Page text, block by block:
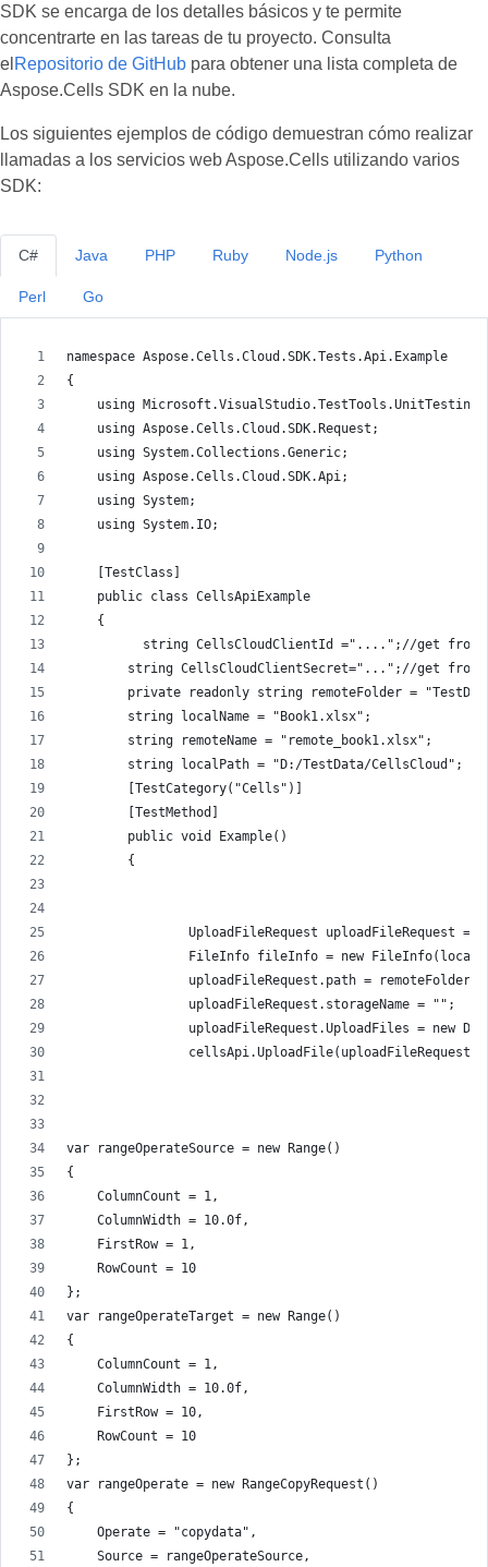
SDK se encarga de los detalles básicos y te permite
concentrarte en las tareas de tu proyecto. Consulta
el Repositorio de GitHub para obtener una lista completa de
Aspose.Cells SDK en la nube.
Los siguientes ejemplos de código demuestran cómo realizar
llamadas a los servicios web Aspose.Cells utilizando varios
SDK:
C#
namespace Aspose.Cells.Cloud.SDK.Tests.Api.Example
{
    using Microsoft.VisualStudio.TestTools.UnitTesting;
    using Aspose.Cells.Cloud.SDK.Request;
    using System.Collections.Generic;
    using Aspose.Cells.Cloud.SDK.Api;
    using System;
    using System.IO;
    [TestClass]
    public class CellsApiExample
    {
string CellsCloudClientId ="....";//get
string CellsCloudClientSecret="...";//get
private readonly string remoteFolder =
        string localName = "Book1.xlsx";
        string remoteName = "remote_book1.xlsx";
        string localPath = "D:/TestData/CellsCloud";
        [TestCategory("Cells")]
        [TestMethod]
        public void Example()
        {
UploadFileRequest uploadFileRequest =
FileInfo fileInfo = new
uploadFileRequest.path = remoteFolder
                uploadFileRequest.storageName = "";
uploadFileRequest.UploadFiles = new
                cellsApi.UploadFile(uploadFileRequest);
var rangeOperateSource = new Range()
{
    ColumnCount = 1,
    ColumnWidth = 10.0f,
    FirstRow = 1,
    RowCount = 10
};
var rangeOperateTarget = new Range()
{
    ColumnCount = 1,
    ColumnWidth = 10.0f,
    FirstRow = 10,
    RowCount = 10
};
var rangeOperate = new RangeCopyRequest()
{
    Operate = "copydata",
    Source = rangeOperateSource,
Java PHP Ruby Node.js Python
Perl Go